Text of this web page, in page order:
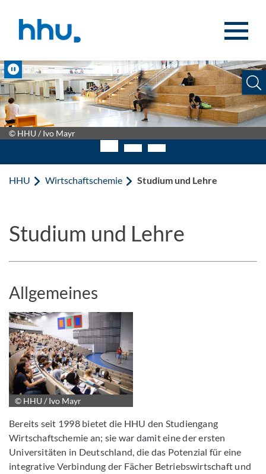
© HHU / Ivo Mayr
© HHU / Ivo Mayr
Pause
HHU Wirtschaftschemie Studium und Lehre
Studium und Lehre
Allgemeines
© HHU / Ivo Mayr
Bereits seit 1998 bietet die HHU den Studiengang
Wirtschaftschemie an; sie war damit eine der ersten
Universitäten in Deutschland, die das Potenzial für eine
integrative Verbindung der Fächer Betriebswirtschaft und